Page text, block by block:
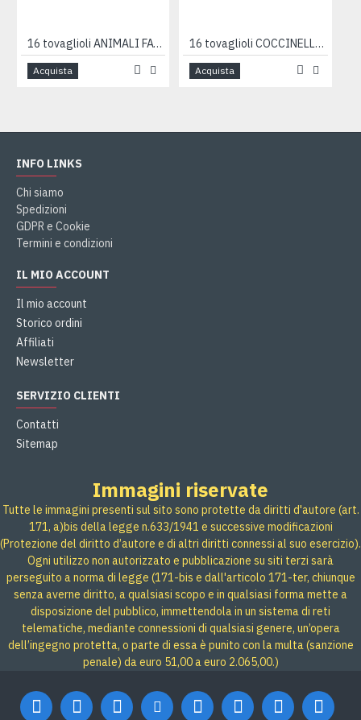
16 tovaglioli ANIMALI FATTORIA 33cm
Acquista
16 tovaglioli COCCINELLE 33cm
Acquista
INFO LINKS
Chi siamo
Spedizioni
GDPR e Cookie
Termini e condizioni
IL MIO ACCOUNT
Il mio account
Storico ordini
Affiliati
Newsletter
SERVIZIO CLIENTI
Contatti
Sitemap
Immagini riservate
Tutte le immagini presenti sul sito sono protette da diritti d'autore (art.
171, a)bis della legge n.633/1941 e successive modificazioni
(Protezione del diritto d’autore e di altri diritti connessi al suo esercizio).
Ogni utilizzo non autorizzato e pubblicazione su siti terzi sarà
perseguito a norma di legge (171-bis e dall'articolo 171-ter, chiunque
senza averne diritto, a qualsiasi scopo e in qualsiasi forma mette a
disposizione del pubblico, immettendola in un sistema di reti
telematiche, mediante connessioni di qualsiasi genere, un’opera
dell’ingegno protetta, o parte di essa è punito con la multa (sanzione
penale) da euro 51,00 a euro 2.065,00.)